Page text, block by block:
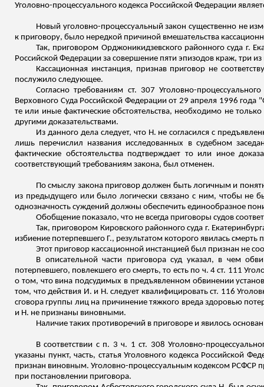
Уголовно-процессуального кодекса Российской Федерации
Новый уголовно-процессуальный закон существенно не
к приговору, было нередкой причиной вмешательства
Так, приговором Орджоникидзевского районного суда г.
Российской Федерации за совершение пяти эпизодов краж, три
Кассационная инстанция, признав приговор не
послужило следующее.
Согласно требованиям ст. 307 Уголовно-
Верховного Суда Российской Федерации от 29 апреля 1996
те или иные фактические обстоятельства, необходимо не
другими доказательствами.
Из данного дела следует, что Н. не согласился с
лишь перечислил названия исследованных в судебном
фактические обстоятельства подтверждает то или иное
соответствующий требованиям закона, был отменен.
По смыслу закона приговор должен быть логичным и
из предыдущего или было логически связано с ним, чтобы не
однозначность суждений должны обеспечить единообразное
Обобщение показало, что не всегда приговоры судов
Так, приговором Кировского районного суда г.
избиение потерпевшего Г., результатом которого явилась смерть
Этот приговор кассационной инстанцией был признан не
В описательной части приговора суд указал, в чем
потерпевшего, повлекшего его смерть, то есть по ч. 4 ст. 111
о том, что вина подсудимых в предъявленном обвинении
том, что действия И. и Н. следует квалифицировать ст. 116
сговора группы лиц на причинение тяжкого вреда здоровью
и Н. не признаны виновными.
Наличие таких противоречий в приговоре и явилось
В соответствии с п. 3 ч. 1 ст. 308 Уголовно-
указаны пункт, часть, статья Уголовного кодекса Российской
признан виновным. Уголовно-процессуальным кодексом РСФСР
при постановлении приговора.